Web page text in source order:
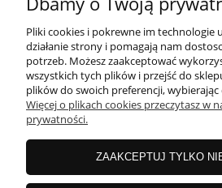
MOJE KONTO
PŁATNOŚCI I
INFORMACJE
Pliki cookies i pokrewne im technologie
działanie strony i pomagają nam
potrzeb. Możesz zaakceptować
wszystkich tych plików i przejść do
plików do swoich preferencji,
Więcej o plikach cookies przeczytasz w
prywatności.
ZAAKCEPTUJ TYLKO